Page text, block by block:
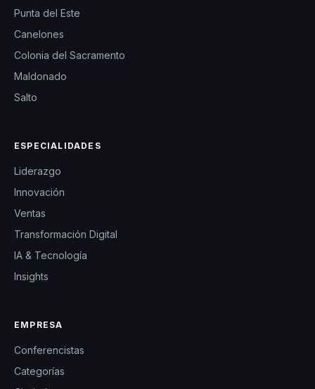
Punta del Este
Canelones
Colonia del Sacramento
Maldonado
Salto
ESPECIALIDADES
Liderazgo
Innovación
Ventas
Transformación Digital
IA & Tecnología
Insights
EMPRESA
Conferencistas
Categorías